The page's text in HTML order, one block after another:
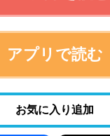
アプリで読む
お気に入り追加